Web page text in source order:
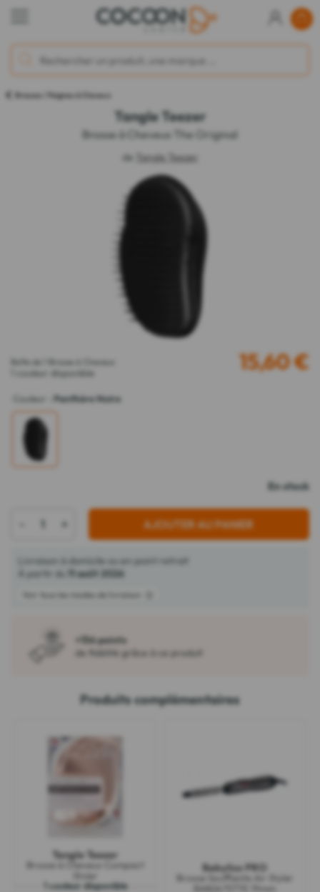
Brosses / Peignes à Cheveux
Tangle Teezer
Brosse à Cheveux The Original
de Tangle Teezer
Boîte de 1 Brosse à Cheveux
1 couleur disponible 15,60€
Couleur Panthère Noire
En stock
+ AJOUTER AU PANIER
Livraison à domicile ou en point retrait
À partir du
11 août 2026
Voir tous les modes de livraison
+156 points
de fidélité grâce à ce produit
Produits complémentaires
Tangle Teezer
Brosse à Cheveux Compact
1 couleur disponible
Babyliss PRO
Brosse Soufflante Air Styler